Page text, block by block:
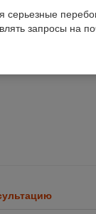
запросы на